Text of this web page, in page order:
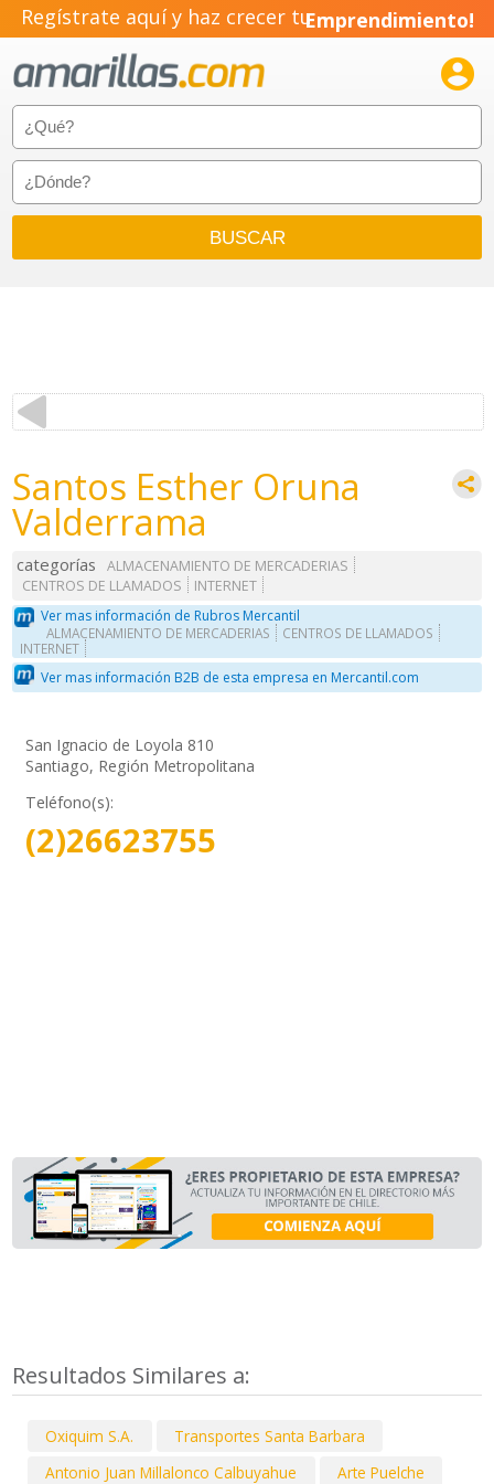
Regístrate aquí y haz crecer tuEmprendimiento!

Santos Esther Oruna
Valderrama
categorías
ALMACENAMIENTO DE MERCADERIAS
CENTROS DE LLAMADOS
INTERNET
Ver mas información de Rubros Mercantil
ALMACENAMIENTO DE MERCADERIAS
CENTROS DE LLAMADOS
INTERNET
Ver mas información B2B de esta empresa en Mercantil.com
San Ignacio de Loyola 810
Santiago, Región Metropolitana
Teléfono(s):
(2)26623755
Resultados Similares a:
Oxiquim S.A.
Transportes Santa Barbara
Antonio Juan Millalonco Calbuyahue
Arte Puelche